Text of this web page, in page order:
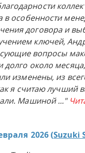
в особенности
договора и
ключей,
вопросы
около
изменены, из
я считаю лучший
Машиной..."
2026 (Suzuki